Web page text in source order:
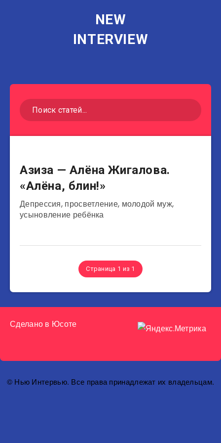
NEW
INTERVIEW
Музыканты
Азиза — Алёна Жигалова.
«Алёна, блин!»
Депрессия, просветление, молодой муж,
усыновление ребёнка
Страница 1 из 1
Сделано в Юсоте
© Нью Интервью. Все права принадлежат их владельцам.